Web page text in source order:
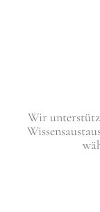
Wir